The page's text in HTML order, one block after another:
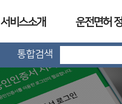
서비스소개 운전면허
통합검색